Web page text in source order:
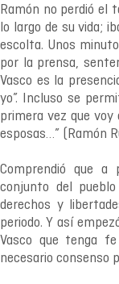
Ramón no perdió el
lo largo de su vida;
escolta. Unos
por la prensa,
Vasco es la
yo”. Incluso se
primera vez que
esposas…” (Ramón
Comprendió que
conjunto del
derechos y
periodo. Y así
Vasco que tenga
necesario consenso